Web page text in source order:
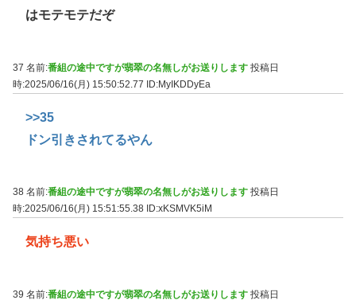
はモテモテだぞ
37 名前:番組の途中ですが翡翠の名無しがお送りします 投稿日
時:2025/06/16(月) 15:50:52.77 ID:MyIKDDyEa
>>35
ドン引きされてるやん
38 名前:番組の途中ですが翡翠の名無しがお送りします 投稿日
時:2025/06/16(月) 15:51:55.38 ID:xKSMVK5iM
気持ち悪い
39 名前:番組の途中ですが翡翠の名無しがお送りします 投稿日